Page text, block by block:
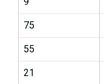
75
55
21